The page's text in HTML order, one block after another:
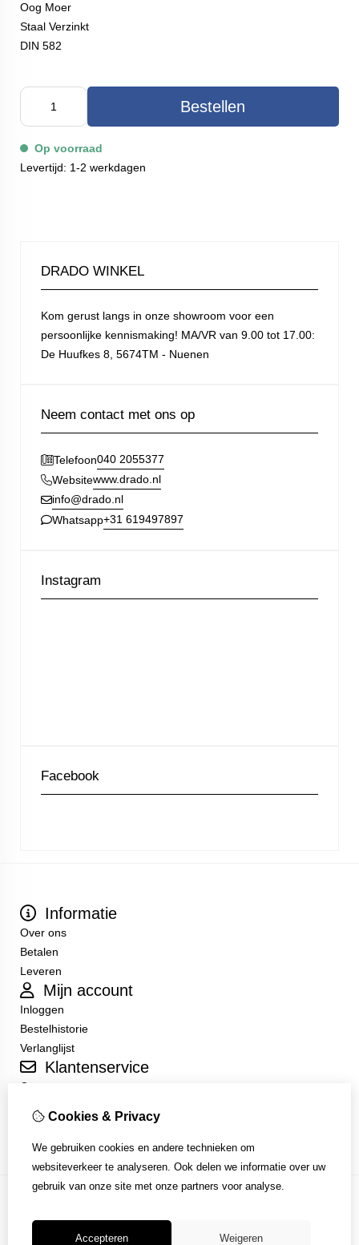
Oog Moer
Staal Verzinkt
DIN 582
Bestellen
Op voorraad
Levertijd: 1-2 werkdagen
DRADO WINKEL
Kom gerust langs in onze showroom voor een
persoonlijke kennismaking! MA/VR van 9.00 tot 17.00:
De Huufkes 8, 5674TM - Nuenen
Neem contact met ons op
Telefoon040 2055377
Websitewww.drado.nl
info@drado.nl
Whatsapp+31 619497897
Instagram
Facebook
Informatie
Over ons
Betalen
Leveren
Mijn account
Inloggen
Bestelhistorie
Verlanglijst
Klantenservice
Contact
Algemene Voorwaarden
Cookies & Privacy
We gebruiken cookies en andere technieken om
websiteverkeer te analyseren. Ook delen we informatie over uw
gebruik van onze site met onze partners voor analyse.
Accepteren Weigeren